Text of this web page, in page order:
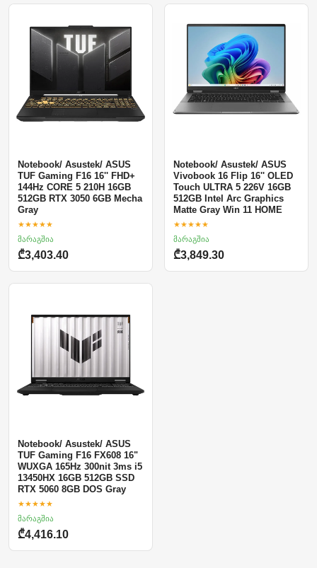
Notebook/ Asustek/ ASUS
TUF Gaming F16 16'' FHD+
144Hz CORE 5 210H 16GB
512GB RTX 3050 6GB Mecha
Gray
★★★★★
მარაგშია
₾3,403.40
Notebook/ Asustek/ ASUS
Vivobook 16 Flip 16'' OLED
Touch ULTRA 5 226V 16GB
512GB Intel Arc Graphics
Matte Gray Win 11 HOME
★★★★★
მარაგშია
₾3,849.30
Notebook/ Asustek/ ASUS
TUF Gaming F16 FX608 16"
WUXGA 165Hz 300nit 3ms i5
13450HX 16GB 512GB SSD
RTX 5060 8GB DOS Gray
★★★★★
მარაგშია
₾4,416.10